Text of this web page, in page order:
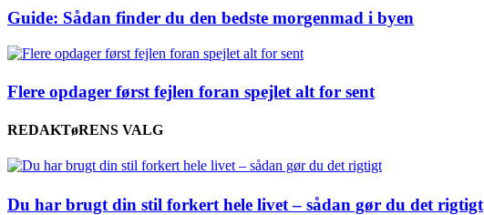
Guide: Sådan finder du den bedste morgenmad i byen
Flere opdager først fejlen foran spejlet alt for sent
REDAKTøRENS VALG
Du har brugt din stil forkert hele livet – sådan gør du det rigtigt